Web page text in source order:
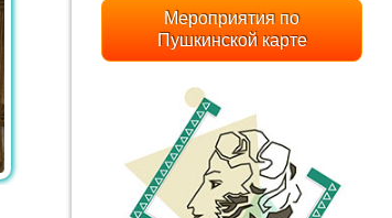
Мероприятия по
Пушкинской карте